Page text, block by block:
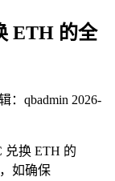
ETH 的全
：qbadmin 2026-
兑换 ETH 的
如确保